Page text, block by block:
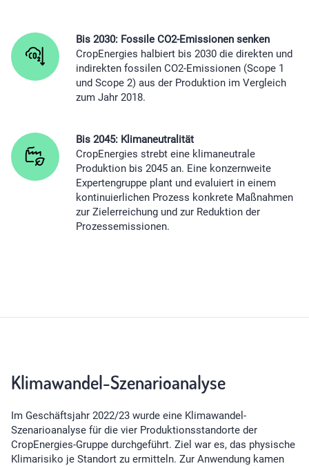
Bis 2030: Fossile CO2-Emissionen senken
CropEnergies halbiert bis 2030 die direkten und
indirekten fossilen CO2-Emissionen (Scope 1
und Scope 2) aus der Produktion im Vergleich
zum Jahr 2018.
Bis 2045: Klimaneutralität
CropEnergies strebt eine klimaneutrale
Produktion bis 2045 an. Eine konzernweite
Expertengruppe plant und evaluiert in einem
kontinuierlichen Prozess konkrete Maßnahmen
zur Zielerreichung und zur Reduktion der
Prozessemissionen.
Klimawandel-Szenarioanalyse
Im Geschäftsjahr 2022/23 wurde eine Klimawandel-
Szenarioanalyse für die vier Produktionsstandorte der
CropEnergies-Gruppe durchgeführt. Ziel war es, das physische
Klimarisiko je Standort zu ermitteln. Zur Anwendung kamen